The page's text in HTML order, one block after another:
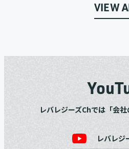
VIEW
レバレジーズChでは「会
レバレジ